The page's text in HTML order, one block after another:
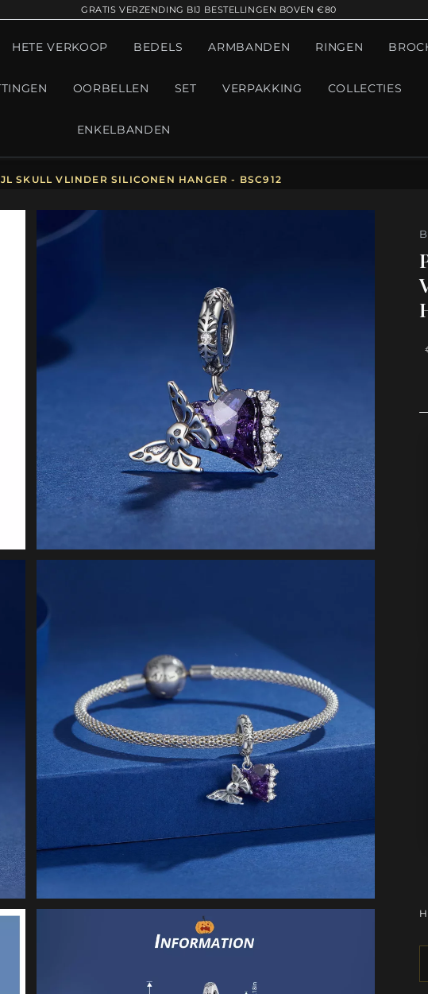
GRATIS VERZENDING BIJ BESTELLINGEN BOVEN €80
HETE VERKOOP BEDELS ARMBANDEN RINGEN
OORBELLEN SET VERPAKKING COLLECTIES
ENKELBANDEN
SKULL VLINDER SILICONEN HANGER - BSC912